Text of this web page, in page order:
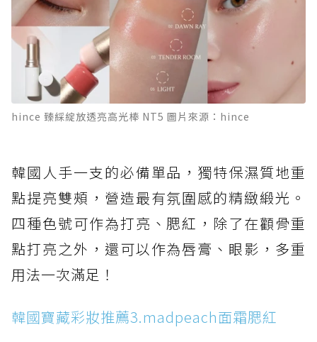
hince 臻綵綻放透亮高光棒 NT5 圖片來源：hince
韓國人手一支的必備單品，獨特保濕質地重
點提亮雙頰，營造最有氛圍感的精緻緞光。
四種色號可作為打亮、腮紅，除了在顴骨重
點打亮之外，還可以作為唇膏、眼影，多重
用法一次滿足！
韓國寶藏彩妝推薦3.madpeach面霜腮紅